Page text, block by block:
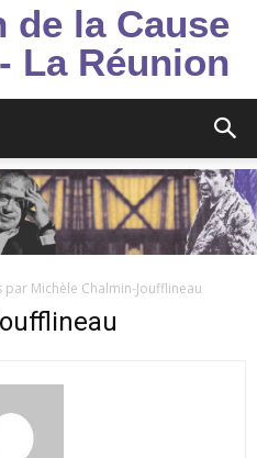
la Cause
La Réunion
Michèle Chalmin-Joufflineau